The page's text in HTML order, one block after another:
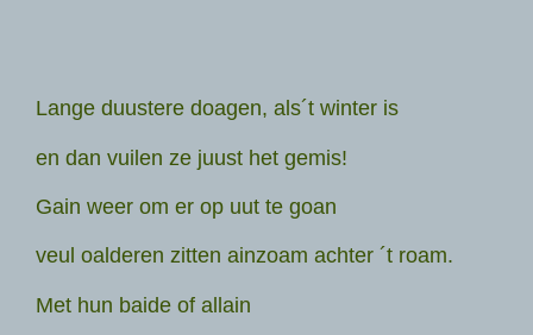
Lange duustere doagen, als´t winter is
en dan vuilen ze juust het gemis!
Gain weer om er op uut te goan
veul oalderen zitten ainzoam achter ´t roam.
Met hun baide of allain